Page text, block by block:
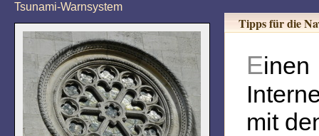
Tsunami-Warnsystem
Tipps für die
Einen Zugang, zu den Hauptthemen des Wacker Art
mit